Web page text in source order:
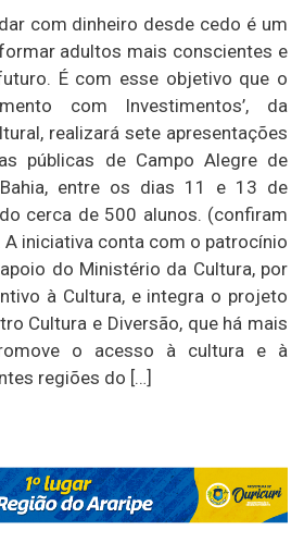
com dinheiro desde cedo é um
adultos mais conscientes e
É com esse objetivo que o
com Investimentos’, da
realizará sete apresentações
públicas de Campo Alegre de
entre os dias 11 e 13 de
cerca de 500 alunos. (confiram
A iniciativa conta com o patrocínio
do Ministério da Cultura, por
à Cultura, e integra o projeto
Cultura e Diversão, que há mais
o acesso à cultura e à
regiões do […]